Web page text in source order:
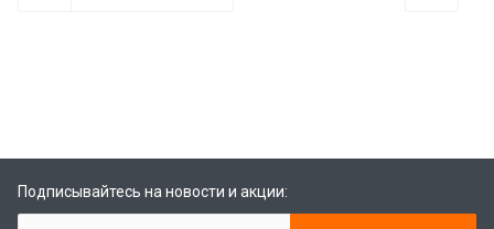
Подписывайтесь на новости и акции: